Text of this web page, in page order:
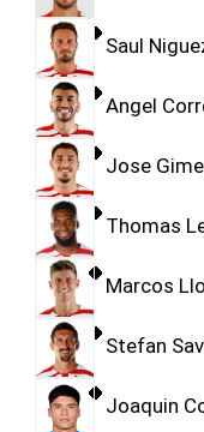
Saul
Angel
Jose
Thomas
Marcos
Stefan
Joaquin